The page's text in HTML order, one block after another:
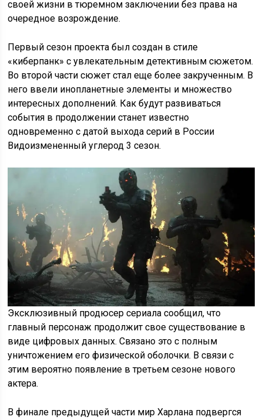
своей жизни в тюремном заключении без права на
очередное возрождение.
Первый сезон проекта был создан в стиле
«киберпанк» с увлекательным детективным сюжетом.
Во второй части сюжет стал еще более закрученным. В
него ввели инопланетные элементы и множество
интересных дополнений. Как будут развиваться
события в продолжении станет известно
одновременно с датой выхода серий в России
Видоизмененный углерод 3 сезон.
Эксклюзивный продюсер сериала сообщил, что
главный персонаж продолжит свое существование в
виде цифровых данных. Связано это с полным
уничтожением его физической оболочки. В связи с
этим вероятно появление в третьем сезоне нового
актера.
В финале предыдущей части мир Харлана подвергся